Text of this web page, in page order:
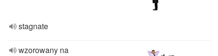
stagnate
wzorowany na